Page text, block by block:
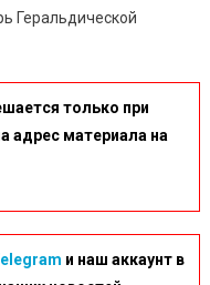
Геральдической
только при
адрес материала на
и наш аккаунт в